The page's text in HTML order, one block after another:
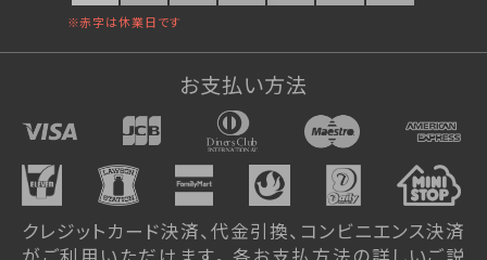
お支払い方法
クレジットカード決済、代金引換、コンビニエンス決済
詰合せ
ファーストクラスギフト
杵屋の冷菓
雪まろ<冷凍>
プリン大福<冷凍>
限定品
杵屋本店×おかげさま文房具店